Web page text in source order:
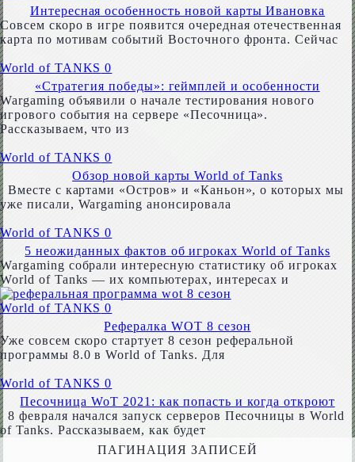
Интересная особенность новой карты Ивановка
Совсем скоро в игре появится очередная отечественная
карта по мотивам событий Восточного фронта. Сейчас
World of TANKS 0
«Стратегия победы»: геймплей и особенности
Wargaming объявили о начале тестирования нового
игрового события на сервере «Песочница».
Рассказываем, что из
World of TANKS 0
Обзор новой карты World of Tanks
Вместе с картами «Остров» и «Каньон», о которых мы
уже писали, Wargaming анонсировала
World of TANKS 0
5 неожиданных фактов об игроках World of Tanks
Wargaming собрали интересную статистику об игроках
World of Tanks — их компьютерах, интересах и
World of TANKS 0
Рефералка WOT 8 сезон
Уже совсем скоро стартует 8 сезон реферальной
программы 8.0 в World of Tanks. Для
World of TANKS 0
Песочница WoT 2021: как попасть и когда откроют
8 февраля начался запуск серверов Песочницы в World
of Tanks. Рассказываем, как будет
ПАГИНАЦИЯ ЗАПИСЕЙ